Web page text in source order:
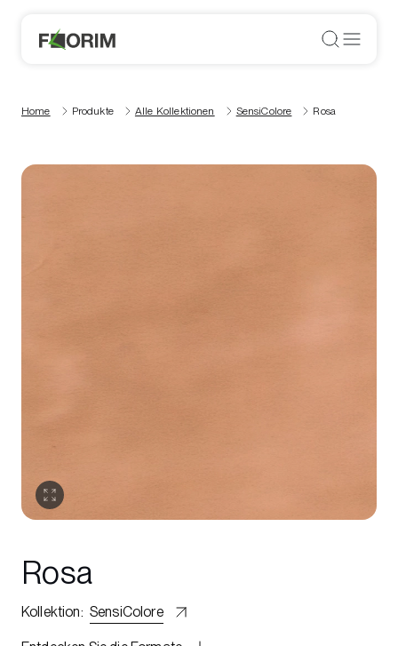
Home Produkte Alle Kollektionen SensiColore Rosa
Rosa
Kollektion: SensiColore